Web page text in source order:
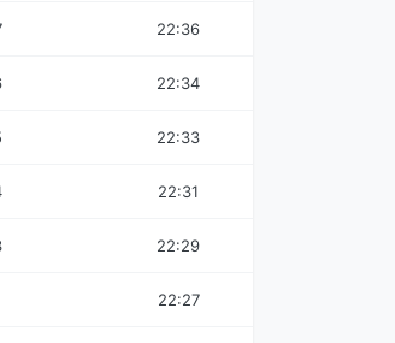
22:36
22:34
22:33
22:31
22:29
22:27